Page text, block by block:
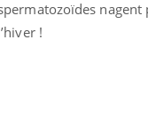
nagent
!